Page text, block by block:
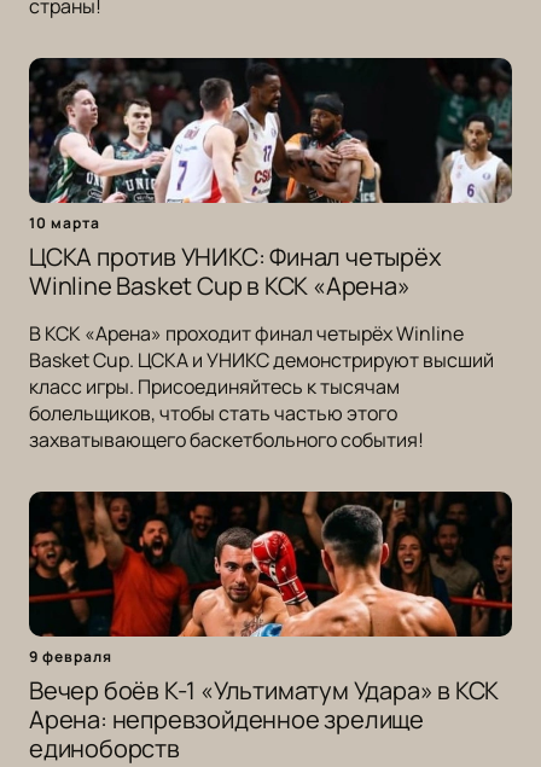
страны!
10 марта
ЦСКА против УНИКС: Финал четырёх
Winline Basket Cup в КСК «Арена»
В КСК «Арена» проходит финал четырёх Winline
Basket Cup. ЦСКА и УНИКС демонстрируют высший
класс игры. Присоединяйтесь к тысячам
болельщиков, чтобы стать частью этого
захватывающего баскетбольного события!
9 февраля
Вечер боёв К-1 «Ультиматум Удара» в КСК
Арена: непревзойденное зрелище
единоборств